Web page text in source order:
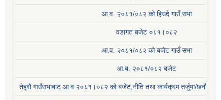
आ.व. २०८१/०८२ को हिउदे गाउँ सभा
वडागत बजेट ०८१।०८२
आ.व. २०८१/०८२ को बजेट गाउँ सभा
आ.ब. २०८१/०८२ बजेट
तेह्रौ गाउँसभाबाट आ व २०८१।०८२ को बजेट,नीति तथा कार्यक्रम तर्जुमा/छनौट